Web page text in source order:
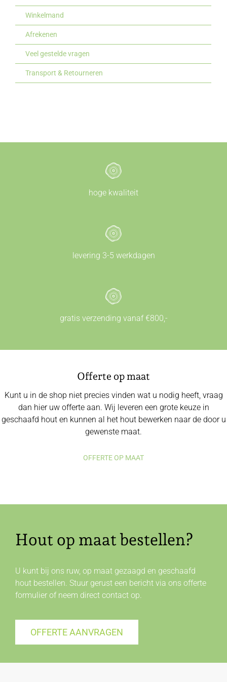
Winkelmand
Afrekenen
Veel gestelde vragen
Transport & Retourneren
hoge kwaliteit
levering 3-5 werkdagen
gratis verzending vanaf €800,-
Offerte op maat
Kunt u in de shop niet precies vinden wat u nodig heeft, vraag
dan hier uw offerte aan. Wij leveren een grote keuze in
geschaafd hout en kunnen al het hout bewerken naar de door u
gewenste maat.
OFFERTE OP MAAT
Hout op maat bestellen?
U kunt bij ons ruw, op maat gezaagd en geschaafd
hout bestellen. Stuur gerust een bericht via ons offerte
formulier of neem direct contactop.
OFFERTE AANVRAGEN